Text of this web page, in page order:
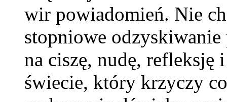
wir powiadomień. Nie
stopniowe
na ciszę, nudę, refleksję
świecie, który krzyczy